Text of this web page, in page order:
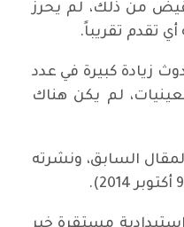
وعلى النقيض من ذلك، لم يحرز
أي تقدم تقريباً.
زيادة كبيرة في عدد
لم يكن هناك
السابق، ونشرته